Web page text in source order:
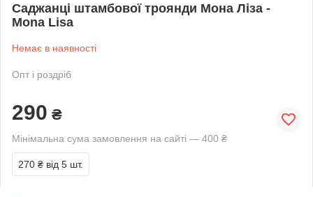
Саджанці штамбової троянди Мона Ліза -
Mona Lisa
Немає в наявності
Опт і роздріб
290 ₴
Мінімальна сума замовлення на сайті — 400 ₴
270 ₴ від 5 шт.